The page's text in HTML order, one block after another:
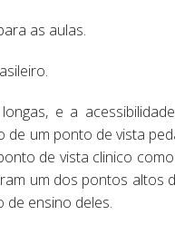
as aulas.
e a
um ponto de vista
de vista clinico
um dos pontos altos
de ensino deles.